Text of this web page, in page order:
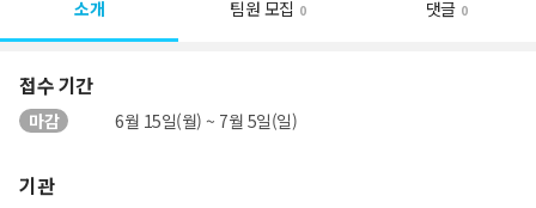
소개 팀원 모집 0 댓글 0
접수 기간
마감 6월 15일(월) ~ 7월 5일(일)
기관